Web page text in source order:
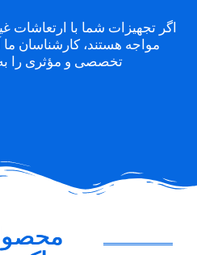
اگر تجهیزات شما با ارتعاشات
مواجه هستند، کارشناسان ما
تخصصی و مؤثری را به